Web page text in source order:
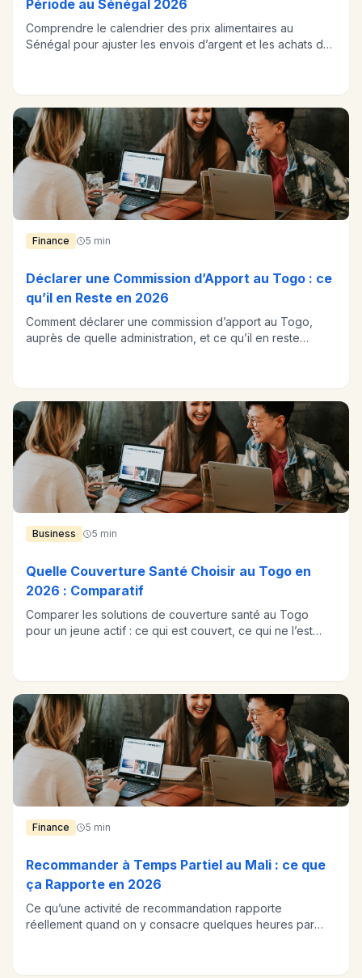
Période au Sénégal 2026
Comprendre le calendrier des prix alimentaires au
Sénégal pour ajuster les envois d’argent et les achats de
Finance 5 min
Déclarer une Commission d’Apport au Togo : ce
qu’il en Reste en 2026
Comment déclarer une commission d’apport au Togo,
auprès de quelle administration, et ce qu’il en reste
Business 5 min
Quelle Couverture Santé Choisir au Togo en
2026 : Comparatif
Comparer les solutions de couverture santé au Togo
pour un jeune actif : ce qui est couvert, ce qui ne l’est
Finance 5 min
Recommander à Temps Partiel au Mali : ce que
ça Rapporte en 2026
Ce qu’une activité de recommandation rapporte
réellement quand on y consacre quelques heures par